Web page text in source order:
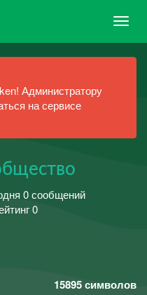
Администратору
на сервисе
0 сообщений
0
15895символов